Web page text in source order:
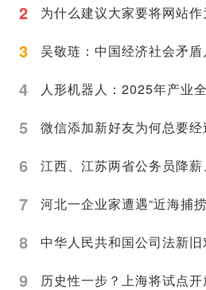
2
3 吴敬琏：中国经济社会矛
4
5
6 江西、江苏两省公务员降薪
7
8
9